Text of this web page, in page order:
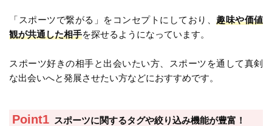
「スポーツで繋がる」をコンセプトにしており、 趣味や価値
観が共通した相手を探せるようになっています。
スポーツ好きの相手と出会いたい方、スポーツを通して真剣
な出会いへと発展させたい方などにおすすめです。
スポーツに関するタグや絞り込み機能が豊富！